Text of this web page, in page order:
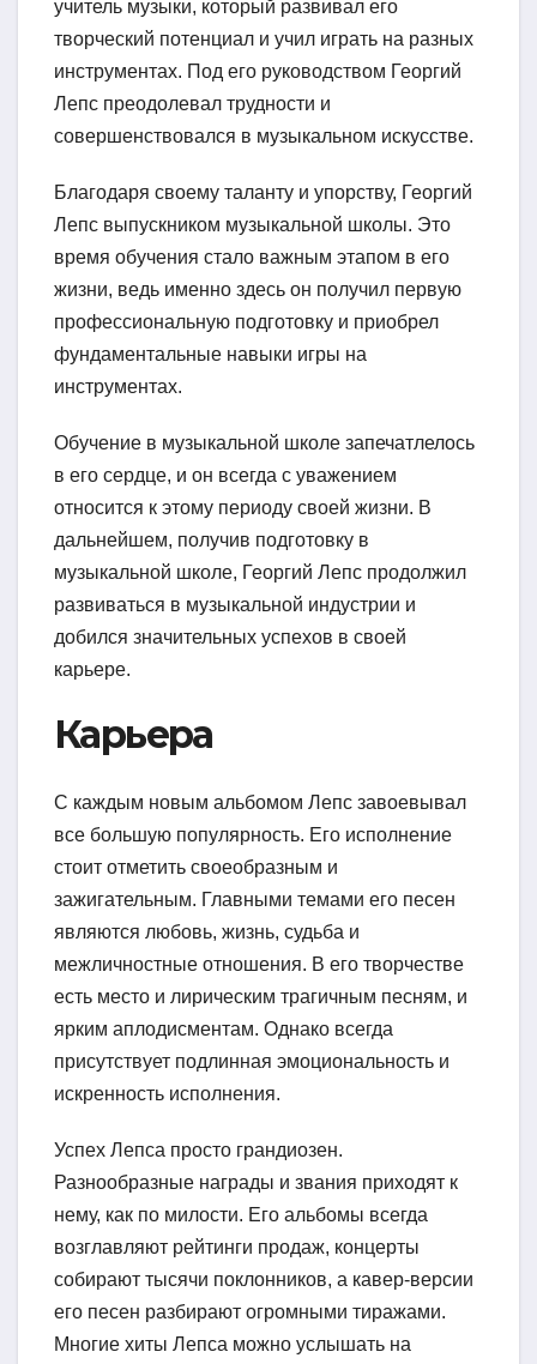
учитель музыки, который развивал его
творческий потенциал и учил играть на разных
инструментах. Под его руководством Георгий
Лепс преодолевал трудности и
совершенствовался в музыкальном искусстве.
Благодаря своему таланту и упорству, Георгий
Лепс выпускником музыкальной школы. Это
время обучения стало важным этапом в его
жизни, ведь именно здесь он получил первую
профессиональную подготовку и приобрел
фундаментальные навыки игры на
инструментах.
Обучение в музыкальной школе запечатлелось
в его сердце, и он всегда с уважением
относится к этому периоду своей жизни. В
дальнейшем, получив подготовку в
музыкальной школе, Георгий Лепс продолжил
развиваться в музыкальной индустрии и
добился значительных успехов в своей
карьере.
Карьера
С каждым новым альбомом Лепс завоевывал
все большую популярность. Его исполнение
стоит отметить своеобразным и
зажигательным. Главными темами его песен
являются любовь, жизнь, судьба и
межличностные отношения. В его творчестве
есть место и лирическим трагичным песням, и
ярким аплодисментам. Однако всегда
присутствует подлинная эмоциональность и
искренность исполнения.
Успех Лепса просто грандиозен.
Разнообразные награды и звания приходят к
нему, как по милости. Его альбомы всегда
возглавляют рейтинги продаж, концерты
собирают тысячи поклонников, а кавер-версии
его песен разбирают огромными тиражами.
Многие хиты Лепса можно услышать на